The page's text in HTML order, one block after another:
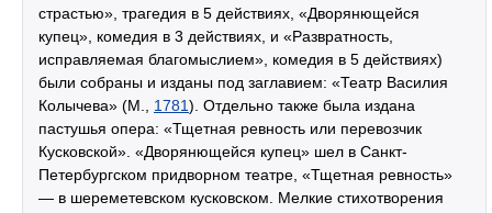
страстью», трагедия в 5 действиях, «Дворянющейся
купец», комедия в 3 действиях, и «Развратность,
исправляемая благомыслием», комедия в 5 действиях)
были собраны и изданы под заглавием: «Театр Василия
Колычева» (М., 1781). Отдельно также была издана
пастушья опера: «Тщетная ревность или перевозчик
Кусковской». «Дворянющейся купец» шел в Санкт-
Петербургском придворном театре, «Тщетная ревность»
— в шереметевском кусковском. Мелкие стихотворения